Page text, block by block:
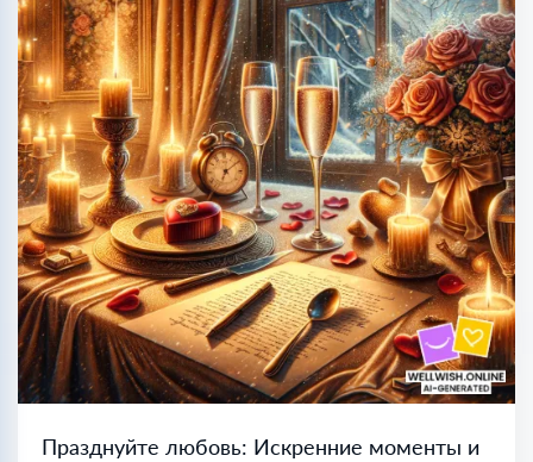
Празднуйте любовь: Искренние моменты и